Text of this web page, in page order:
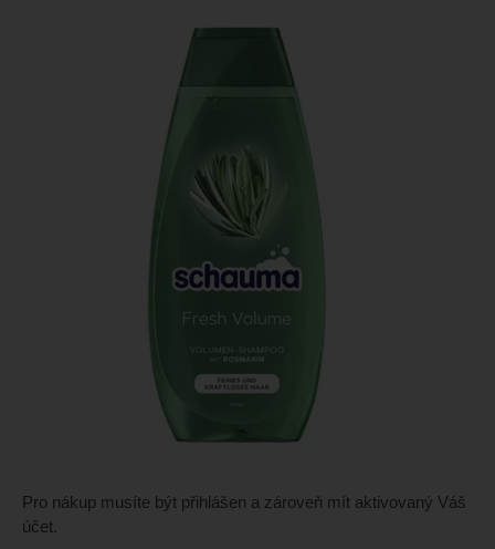
Pro nákup musíte být přihlášen a zároveň mít aktivovaný Váš
účet.